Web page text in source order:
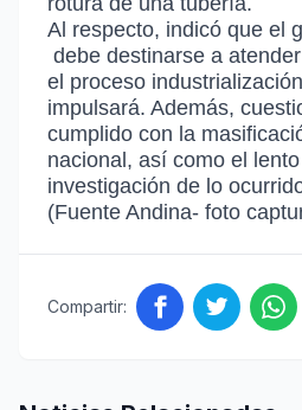
Al respecto, indicó que el
debe destinarse a
el proceso
impulsará. Además,
cumplido con la
nacional, así como el
investigación de lo
(Fuente Andina- foto
Compartir: